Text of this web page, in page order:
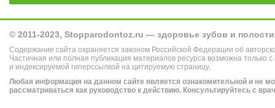
© 2011-2023, Stopparodontoz.ru — здоровье зубов и
Содержание сайта охраняется законом Российской Федерации об
Частичная или полная публикация материалов ресурса возможна только с
и индексируемой гиперссылкой на цитируемую страницу.
Любая информация на данном сайте является ознакомительной и не
рассматриваться как руководство к действию. Консультируйтесь с